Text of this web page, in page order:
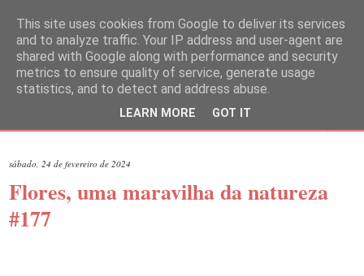
sábado, 24 de fevereiro de 2024
Flores, uma maravilha da natureza
#177
This site uses cookies from Google to deliver its services
and to analyze traffic. Your IP address and user-agent are
shared with Google along with performance and security
metrics to ensure quality of service, generate usage
statistics, and to detect and address abuse.
LEARN MORE GOT IT